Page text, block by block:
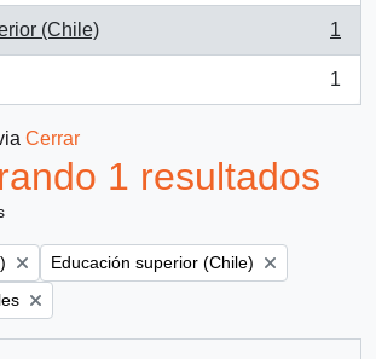
(Chile) 1
1
Cerrar
1 resultados
Remove filter:
Educación superior (Chile)